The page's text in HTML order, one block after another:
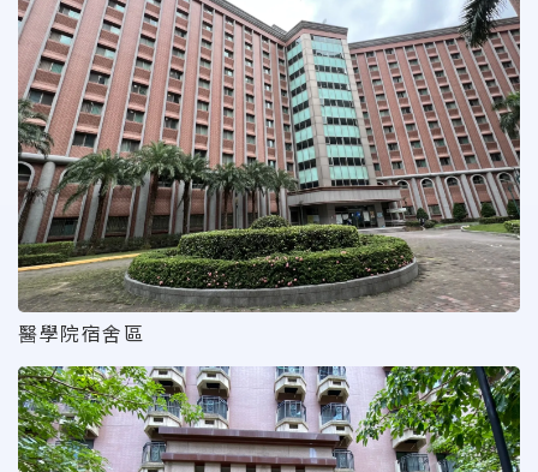
醫學院宿舍區